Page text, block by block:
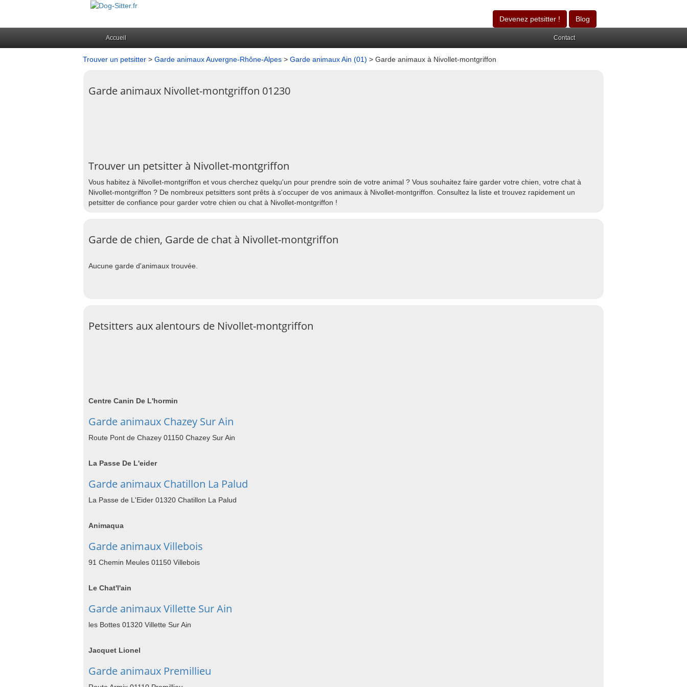
Devenez petsitter ! Blog
Accueil Contact
Trouver un petsitter > Garde animaux Auvergne-Rhône-Alpes > Garde animaux Ain (01) > Garde animaux à Nivollet-montgriffon
Garde animaux Nivollet-montgriffon 01230
Trouver un petsitter à Nivollet-montgriffon
Vous habitez à Nivollet-montgriffon et vous cherchez quelqu'un pour prendre soin de votre animal ? Vous souhaitez faire garder votre chien, votre chat à
Nivollet-montgriffon ? De nombreux petsitters sont prêts à s'occuper de vos animaux à Nivollet-montgriffon. Consultez la liste et trouvez rapidement un
petsitter de confiance pour garder votre chien ou chat à Nivollet-montgriffon !
Garde de chien, Garde de chat à Nivollet-montgriffon
Aucune garde d'animaux trouvée.
Petsitters aux alentours de Nivollet-montgriffon
Centre Canin De L'hormin
Garde animaux Chazey Sur Ain
Route Pont de Chazey 01150 Chazey Sur Ain
La Passe De L'eider
Garde animaux Chatillon La Palud
La Passe de L'Eider 01320 Chatillon La Palud
Animaqua
Garde animaux Villebois
91 Chemin Meules 01150 Villebois
Le Chat'l'ain
Garde animaux Villette Sur Ain
les Bottes 01320 Villette Sur Ain
Jacquet Lionel
Garde animaux Premillieu